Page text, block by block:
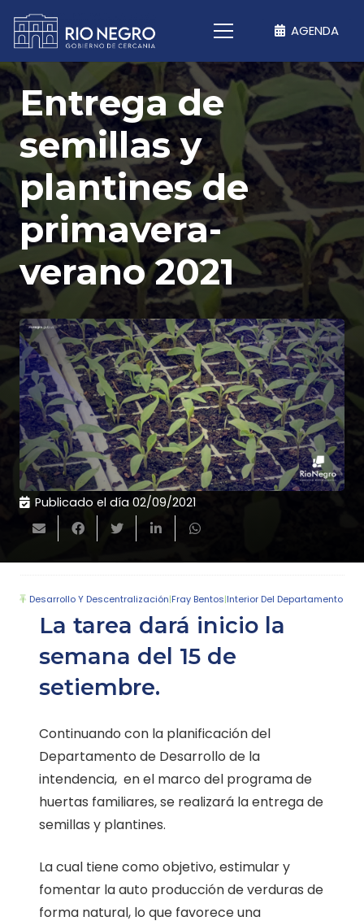
AGENDA
Entrega de
semillas y
plantines de
primavera-
verano 2021
Publicado el día 02/09/2021
Desarrollo Y Descentralización|Fray Bentos|Interior Del Departamento
La tarea dará inicio la
semana del 15 de
setiembre.
Continuando con la planificación del
Departamento de Desarrollo de la
intendencia, en el marco del programa de
huertas familiares, se realizará la entrega de
semillas y plantines.
La cual tiene como objetivo, estimular y
fomentar la auto producción de verduras de
forma natural, lo que favorece una